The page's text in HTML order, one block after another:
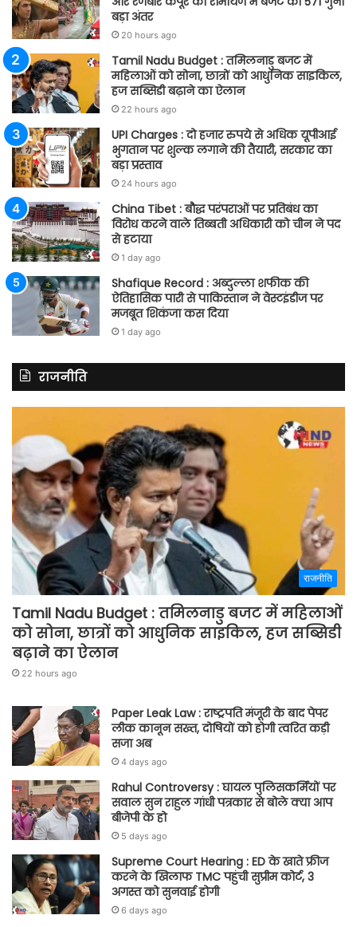
बड़ा अंतर
20 hours ago
Tamil Nadu Budget : तमिलनाडु बजट में
महिलाओं को सोना, छात्रों को आधुनिक साइकिल,
हज सब्सिडी बढ़ाने का ऐलान
22 hours ago
UPI Charges : दो हजार रुपये से अधिक यूपीआई
भुगतान पर शुल्क लगाने की तैयारी, सरकार का
बड़ा प्रस्ताव
24 hours ago
China Tibet : बौद्ध परंपराओं पर प्रतिबंध का
विरोध करने वाले तिब्बती अधिकारी को चीन ने पद
से हटाया
1 day ago
Shafique Record : अब्दुल्ला शफीक की
ऐतिहासिक पारी से पाकिस्तान ने वेस्टइंडीज पर
मजबूत शिकंजा कस दिया
1 day ago
राजनीति
राजनीति
Tamil Nadu Budget : तमिलनाडु बजट में महिलाओं
को सोना, छात्रों को आधुनिक साइकिल, हज सब्सिडी
बढ़ाने का ऐलान
22 hours ago
Paper Leak Law : राष्ट्रपति मंजूरी के बाद पेपर
लीक कानून सख्त, दोषियों को होगी त्वरित कड़ी
सजा अब
4 days ago
Rahul Controversy : घायल पुलिसकर्मियों पर
सवाल सुन राहुल गांधी पत्रकार से बोले क्या आप
बीजेपी के हो
5 days ago
Supreme Court Hearing : ED के खाते फ्रीज
करने के खिलाफ TMC पहुंची सुप्रीम कोर्ट, 3
अगस्त को सुनवाई होगी
6 days ago